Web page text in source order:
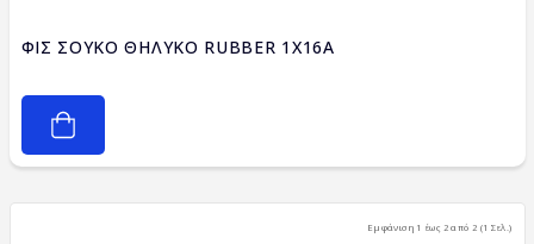
ΦΙΣ ΣΟΥΚΟ ΘΗΛΥΚΟ RUBBER 1Χ16Α
Εμφάνιση 1 έως 2 από 2 (1 Σελ.)